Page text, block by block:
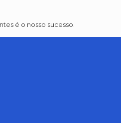
é o nosso sucesso.